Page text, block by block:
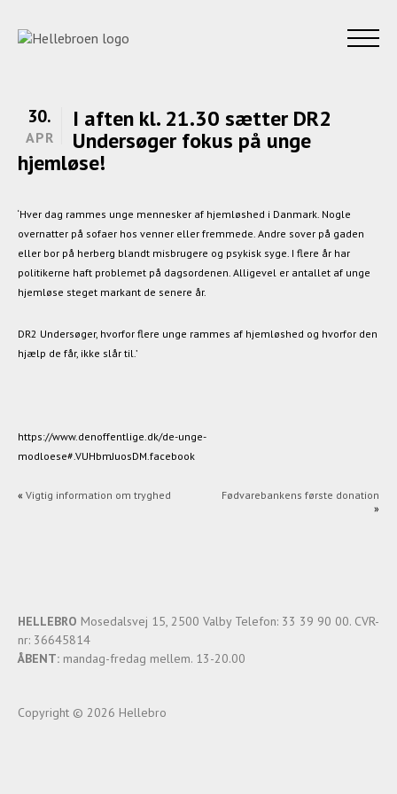
30.
APR
I aften kl. 21.30 sætter DR2
Undersøger fokus på unge
hjemløse!
‘Hver dag rammes unge mennesker af hjemløshed i Danmark. Nogle
overnatter på sofaer hos venner eller fremmede. Andre sover på gaden
eller bor på herberg blandt misbrugere og psykisk syge. I flere år har
politikerne haft problemet på dagsordenen. Alligevel er antallet af unge
hjemløse steget markant de senere år.
DR2 Undersøger, hvorfor flere unge rammes af hjemløshed og hvorfor den
hjælp de får, ikke slår til.’
https://www.denoffentlige.dk/de-unge-
modloese#.VUHbmJuosDM.facebook
« Vigtig information om tryghed
Fødvarebankens første donation
»
HELLEBRO Mosedalsvej 15, 2500 Valby Telefon: 33 39 90 00. CVR-
nr: 36645814
ÅBENT: mandag-fredag mellem. 13-20.00
Copyright © 2026 Hellebro